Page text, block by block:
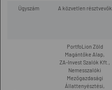
Ügyszám A közvetlen résztvevők
PortfoLion Zöld
Magántőke Alap,
ZA-Invest Szalók Kft.,
Nemesszalóki
Mezőgazdasági
Állattenyésztési,